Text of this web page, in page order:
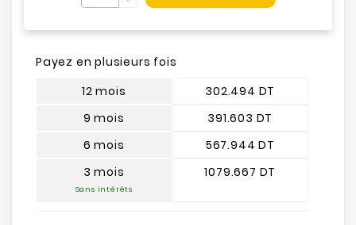
Payez en plusieurs fois
12 mois
9 mois
6 mois
3 mois
Sans intérêts
302.494 DT
391.603 DT
567.944 DT
1079.667 DT